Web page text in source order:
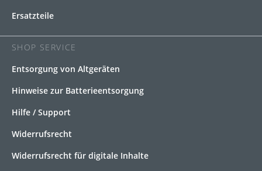
Ersatzteile
SHOP SERVICE
Entsorgung von Altgeräten
Hinweise zur Batterieentsorgung
Hilfe / Support
Widerrufsrecht
Widerrufsrecht für digitale Inhalte